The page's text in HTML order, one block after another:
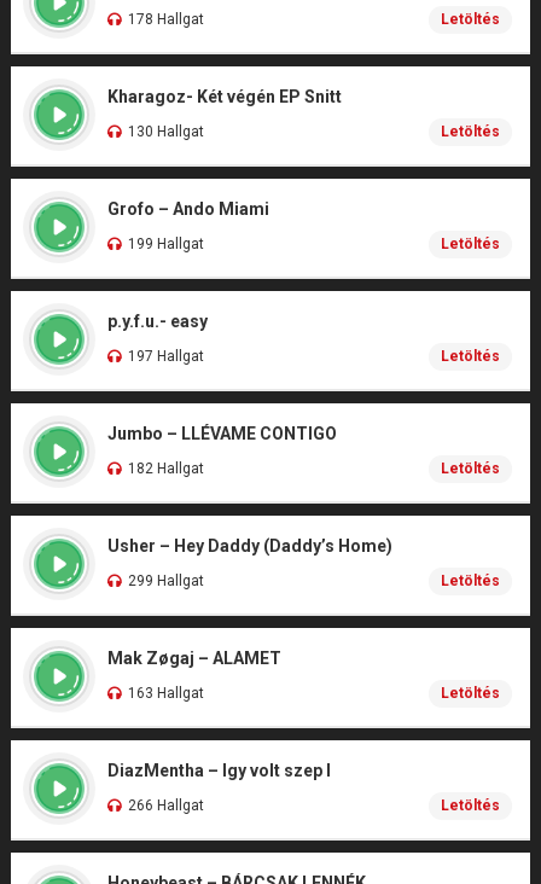
178 Hallgat Letöltés
Kharagoz- Két végén EP Snitt
130 Hallgat Letöltés
Grofo – Ando Miami
199 Hallgat Letöltés
p.y.f.u.- easy
197 Hallgat Letöltés
Jumbo – LLÉVAME CONTIGO
182 Hallgat Letöltés
Usher – Hey Daddy (Daddy’s Home)
299 Hallgat Letöltés
Mak Zøgaj – ALAMET
163 Hallgat Letöltés
DiazMentha – Igy volt szep I
266 Hallgat Letöltés